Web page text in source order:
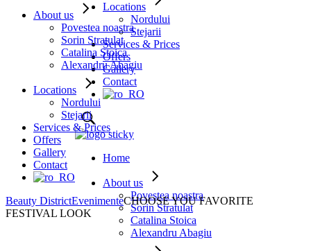
Locations
Nordului
Stejarii
Services & Prices
Offers
Gallery
Contact
Home
About us
Povestea noastra
Sorin Stratulat
Catalina Stoica
Alexandru Abagiu
About us
Povestea noastra
Sorin Stratulat
Catalina Stoica
Alexandru Abagiu
Locations
Nordului
Stejarii
Services & Prices
Offers
Gallery
Contact
Beauty DistrictEvenimenteCHOOSE YOU FAVORITE
FESTIVAL LOOK